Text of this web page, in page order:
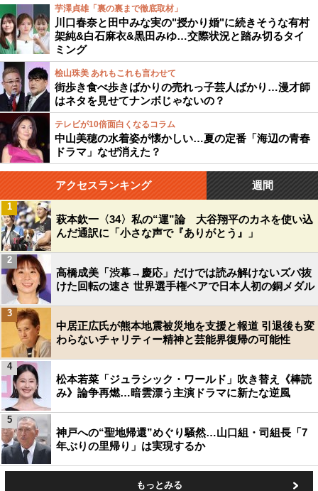
芋澤貞雄「裏の裏まで徹底取材」
川口春奈と田中みな実の"授かり婚"に続きそうな有村
架純&白石麻衣&黒田みゆ…交際状況と踏み切るタイ
ミング
桧山珠美 あれもこれも言わせて
街歩き食べ歩きばかりの売れっ子芸人ばかり…漫才師
はネタを見せてナンボじゃないの？
テレビが10倍面白くなるコラム
中山美穂の水着姿が懐かしい…夏の定番「海辺の青春
ドラマ」なぜ消えた？
アクセスランキング 週間
萩本欽一〈34〉私の“運”論 大谷翔平のカネを使い込
んだ通訳に「小さな声で『ありがとう』」
1
高橋成美「渋幕→慶応」だけでは読み解けないズバ抜
けた回転の速さ 世界選手権ペアで日本人初の銅メダル
2
中居正広氏が熊本地震被災地を支援と報道 引退後も変
わらないチャリティー精神と芸能界復帰の可能性
3
松本若菜「ジュラシック・ワールド」吹き替え《棒読
み》論争再燃…暗雲漂う主演ドラマに新たな逆風
4
神戸への“聖地帰還”めぐり騒然…山口組・司組長「7
年ぶりの里帰り」は実現するか
5
もっとみる